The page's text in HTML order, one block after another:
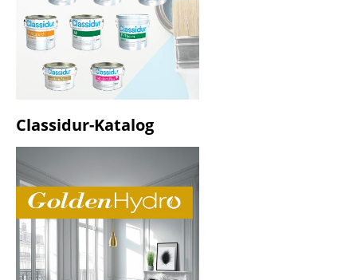
Classidur-Katalog